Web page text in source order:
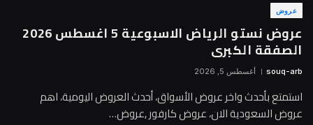
عروض
عروض نستو الرياض الاسبوعية 5 اغسطس 2026
الصفقة الكبرى
souq-arb أغسطس 5, 2026
استمتع بأحدث واخر عروض الأسواق، أحدث العروض اليومية، اهم
عروض السعودية الان، عروض كارفور ,عروض…